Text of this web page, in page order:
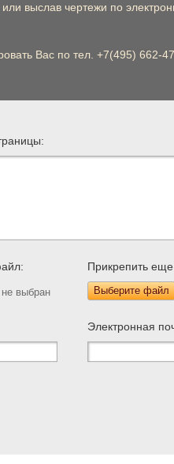
выслав чертежи по
Вас по тел. +7(495) 662-
Прикрепить
Выберите файл
Электронная